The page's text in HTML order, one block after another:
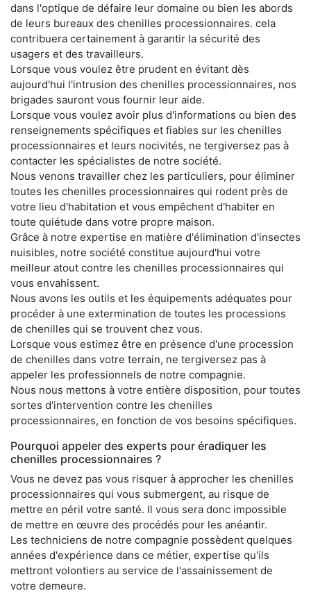
dans l'optique de défaire leur domaine ou bien les abords
de leurs bureaux des chenilles processionnaires. cela
contribuera certainement à garantir la sécurité des
usagers et des travailleurs.
Lorsque vous voulez être prudent en évitant dès
aujourd'hui l'intrusion des chenilles processionnaires, nos
brigades sauront vous fournir leur aide.
Lorsque vous voulez avoir plus d'informations ou bien des
renseignements spécifiques et fiables sur les chenilles
processionnaires et leurs nocivités, ne tergiversez pas à
contacter les spécialistes de notre société.
Nous venons travailler chez les particuliers, pour éliminer
toutes les chenilles processionnaires qui rodent près de
votre lieu d'habitation et vous empêchent d'habiter en
toute quiétude dans votre propre maison.
Grâce à notre expertise en matière d'élimination d'insectes
nuisibles, notre société constitue aujourd'hui votre
meilleur atout contre les chenilles processionnaires qui
vous envahissent.
Nous avons les outils et les équipements adéquates pour
procéder à une extermination de toutes les processions
de chenilles qui se trouvent chez vous.
Lorsque vous estimez être en présence d'une procession
de chenilles dans votre terrain, ne tergiversez pas à
appeler les professionnels de notre compagnie.
Nous nous mettons à votre entière disposition, pour toutes
sortes d'intervention contre les chenilles
processionnaires, en fonction de vos besoins spécifiques.
Pourquoi appeler des experts pour éradiquer les
chenilles processionnaires ?
Vous ne devez pas vous risquer à approcher les chenilles
processionnaires qui vous submergent, au risque de
mettre en péril votre santé. Il vous sera donc impossible
de mettre en œuvre des procédés pour les anéantir.
Les techniciens de notre compagnie possèdent quelques
années d'expérience dans ce métier, expertise qu'ils
mettront volontiers au service de l'assainissement de
votre demeure.